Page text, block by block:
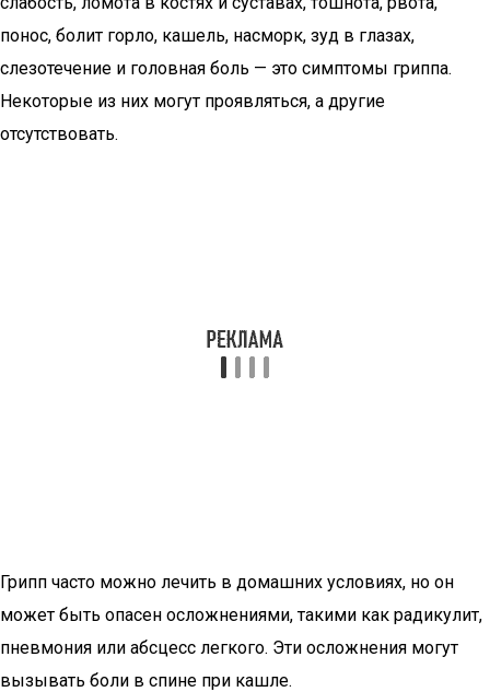
понос, болит горло, кашель, насморк, зуд в глазах,
слезотечение и головная боль — это симптомы гриппа.
Некоторые из них могут проявляться, а другие
отсутствовать.
Грипп часто можно лечить в домашних условиях, но он
может быть опасен осложнениями, такими как радикулит,
пневмония или абсцесс легкого. Эти осложнения могут
вызывать боли в спине при кашле.